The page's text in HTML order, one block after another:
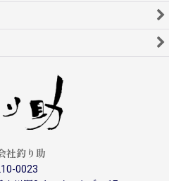
社釣り助
0023